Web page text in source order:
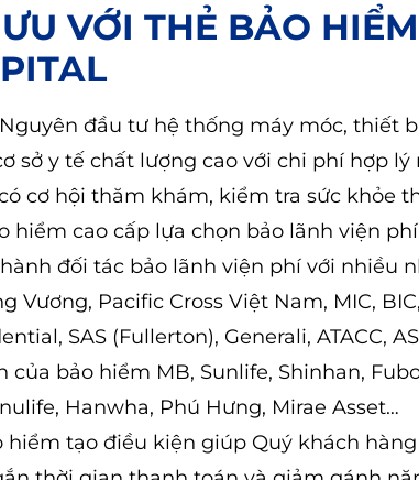
VỚI THẺ BẢO
đầu tư hệ thống máy móc, thiết
sở y tế chất lượng cao với chi phí hợp lý
cơ hội thăm khám, kiểm tra sức khỏe
cao cấp lựa chọn bảo lãnh viện
đối tác bảo lãnh viện phí với nhiều
Vương, Pacific Cross Việt Nam, MIC,
SAS (Fullerton), Generali, ATACC,
bảo hiểm MB, Sunlife, Shinhan,
Hanwha, Phú Hưng, Mirae Asset…
tạo điều kiện giúp Quý khách